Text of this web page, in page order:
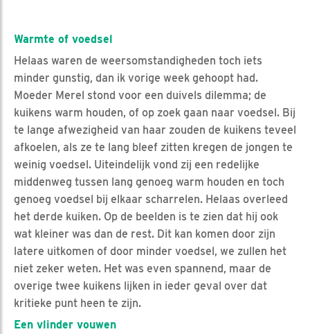
Warmte of voedsel
Helaas waren de weersomstandigheden toch iets
minder gunstig, dan ik vorige week gehoopt had.
Moeder Merel stond voor een duivels dilemma; de
kuikens warm houden, of op zoek gaan naar voedsel. Bij
te lange afwezigheid van haar zouden de kuikens teveel
afkoelen, als ze te lang bleef zitten kregen de jongen te
weinig voedsel. Uiteindelijk vond zij een redelijke
middenweg tussen lang genoeg warm houden en toch
genoeg voedsel bij elkaar scharrelen. Helaas overleed
het derde kuiken. Op de beelden is te zien dat hij ook
wat kleiner was dan de rest. Dit kan komen door zijn
latere uitkomen of door minder voedsel, we zullen het
niet zeker weten. Het was even spannend, maar de
overige twee kuikens lijken in ieder geval over dat
kritieke punt heen te zijn.
Een vlinder vouwen